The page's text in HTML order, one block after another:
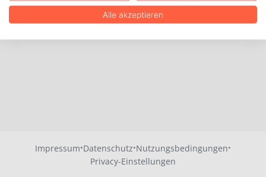
Impressum·Datenschutz·Nutzungsbedingungen·
Privacy-Einstellungen
Alle akzeptieren